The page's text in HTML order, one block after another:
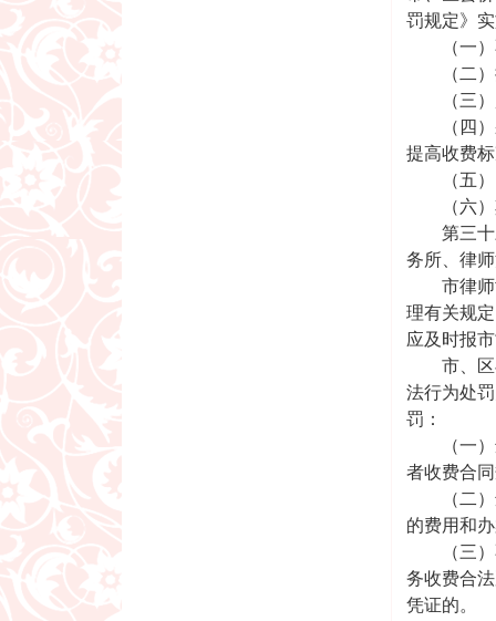
罚规定》
（一）不
（二）
（三）
（四）采
提高收费
（五）以
（六）
第三十三
务所、律
市律师协
理有关规
应及时报
市、区县
法行为处
罚：
（一）违
者收费合
（二）违
的费用和
（三）不
务收费合
凭证的。